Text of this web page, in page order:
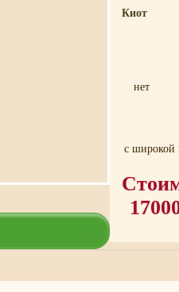
Киот
нет
с широкой